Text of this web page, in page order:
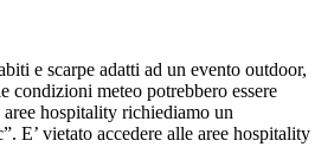
e scarpe adatti ad un evento outdoor,
condizioni meteo potrebbero essere
hospitality richiediamo un
E’ vietato accedere alle aree hospitality